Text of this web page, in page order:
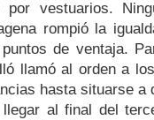
por vestuarios.
rompió la
de ventaja.
llamó al orden a
hasta situarse a
llegar al final del